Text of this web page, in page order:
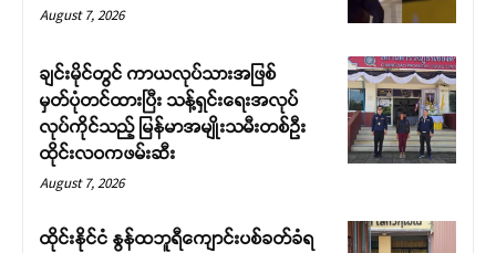
August 7, 2026
ချင်းမိုင်တွင် ကာယလုပ်သားအဖြစ်
မှတ်ပုံတင်ထားပြီး သန့်ရှင်းရေးအလုပ်
လုပ်ကိုင်သည့် မြန်မာအမျိုးသမီးတစ်ဦး
ထိုင်းလဝကဖမ်းဆီး
August 7, 2026
ထိုင်းနိုင်ငံ နွန်ထဘူရီကျောင်းပစ်ခတ်ခံရ